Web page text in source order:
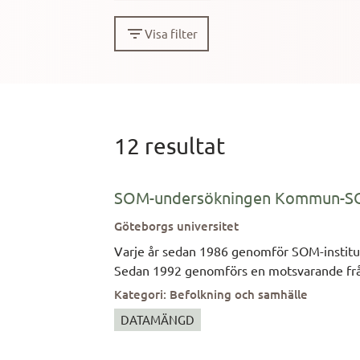
Visa filter
12 resultat
SOM-undersökningen Kommun-
Göteborgs universitet
Varje år sedan 1986 genomför SOM-
Sedan 1992 genomförs en motsvarande
att omfatta hela Västra
genomfört undersökningar i ett antal
gången under hösten 1996. Hösten 2004 genomfördes en kom-SOM undersökning i kommunerna Lerum, Stenungsund och Tjörn.
Kategori: Befolkning och samhälle
DATAMÄNGD